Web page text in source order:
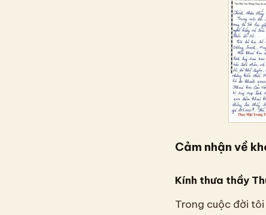
Cảm nhận về
Kính thưa thầy
Trong cuộc đời